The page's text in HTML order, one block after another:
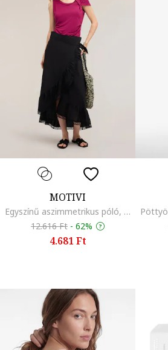
MOTIVI
Egyszínű aszimmetrikus póló, Bíborszín
12.616 Ft - 62%
4.681 Ft